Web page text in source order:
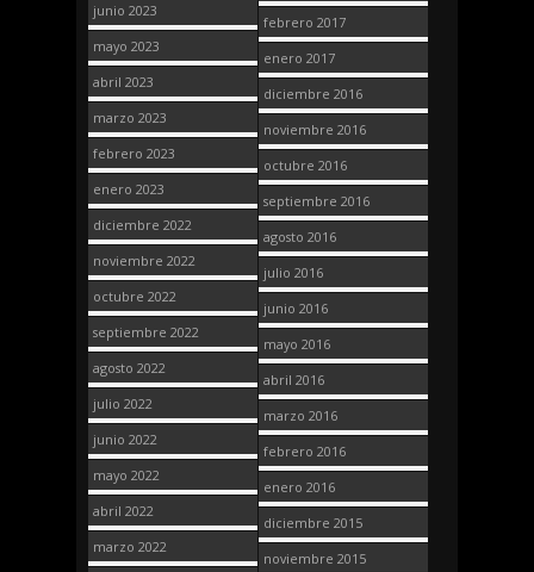
junio 2023
mayo 2023
abril 2023
marzo 2023
febrero 2023
enero 2023
diciembre 2022
noviembre 2022
octubre 2022
septiembre 2022
agosto 2022
julio 2022
junio 2022
mayo 2022
abril 2022
marzo 2022
febrero 2017
enero 2017
diciembre 2016
noviembre 2016
octubre 2016
septiembre 2016
agosto 2016
julio 2016
junio 2016
mayo 2016
abril 2016
marzo 2016
febrero 2016
enero 2016
diciembre 2015
noviembre 2015